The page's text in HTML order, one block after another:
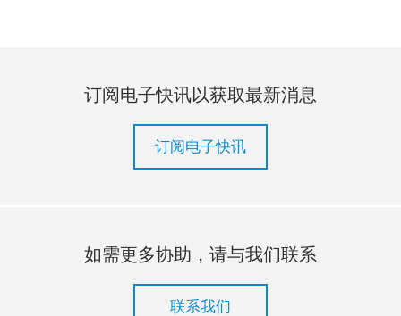
订阅电子快讯以获取最新消息
订阅电子快讯
如需更多协助，请与我们联系
联系我们